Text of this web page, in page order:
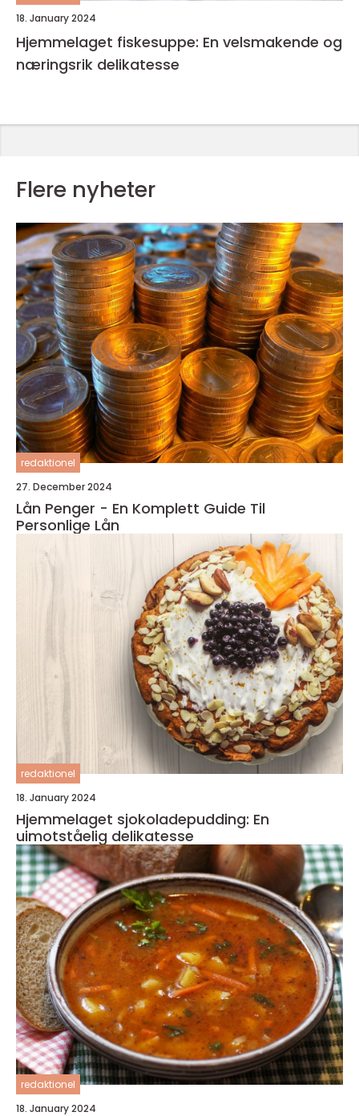
18. January 2024
Hjemmelaget fiskesuppe: En velsmakende og
næringsrik delikatesse
Flere nyheter
redaktionel
27. December 2024
Lån Penger - En Komplett Guide Til
Personlige Lån
redaktionel
18. January 2024
Hjemmelaget sjokoladepudding: En
uimotståelig delikatesse
redaktionel
18. January 2024